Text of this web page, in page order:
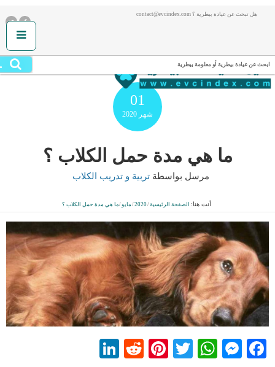
هل تبحث عن عيادة بيطرية ؟ contact@evcindex.com
ابحث عن عيادة بيطرية أو معلومة بيطرية
01
شهر 2020
ما هي مدة حمل الكلاب ؟
مرسل بواسطةتربية و تدريب الكلاب
أنت هنا: الصفحة الرئيسية/
2020
/ مايو/ما هي مدة حمل الكلاب ؟
Facebook
Messenger
WhatsApp
Twitter
Pinterest
Reddit